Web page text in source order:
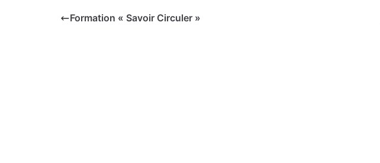
Formation « Savoir Circuler »